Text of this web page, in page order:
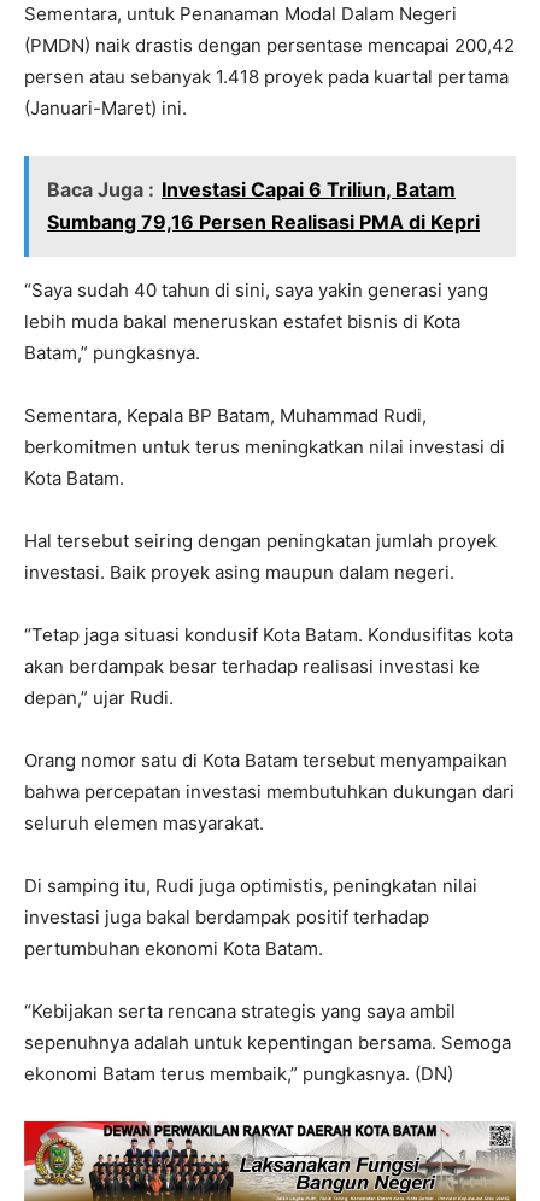
Sementara, untuk Penanaman Modal Dalam Negeri
(PMDN) naik drastis dengan persentase mencapai 200,42
persen atau sebanyak 1.418 proyek pada kuartal pertama
(Januari-Maret) ini.
Baca Juga : Investasi Capai 6 Triliun, Batam
Sumbang 79,16 Persen Realisasi PMA di Kepri
“Saya sudah 40 tahun di sini, saya yakin generasi yang
lebih muda bakal meneruskan estafet bisnis di Kota
Batam,” pungkasnya.
Sementara, Kepala BP Batam, Muhammad Rudi,
berkomitmen untuk terus meningkatkan nilai investasi di
Kota Batam.
Hal tersebut seiring dengan peningkatan jumlah proyek
investasi. Baik proyek asing maupun dalam negeri.
“Tetap jaga situasi kondusif Kota Batam. Kondusifitas kota
akan berdampak besar terhadap realisasi investasi ke
depan,” ujar Rudi.
Orang nomor satu di Kota Batam tersebut menyampaikan
bahwa percepatan investasi membutuhkan dukungan dari
seluruh elemen masyarakat.
Di samping itu, Rudi juga optimistis, peningkatan nilai
investasi juga bakal berdampak positif terhadap
pertumbuhan ekonomi Kota Batam.
“Kebijakan serta rencana strategis yang saya ambil
sepenuhnya adalah untuk kepentingan bersama. Semoga
ekonomi Batam terus membaik,” pungkasnya. (DN)